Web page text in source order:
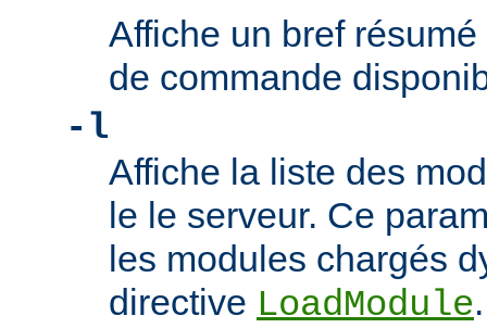
Affiche un bref
de commande
-l
Affiche la liste des
le le serveur. Ce
les modules chargés
directive LoadModule.